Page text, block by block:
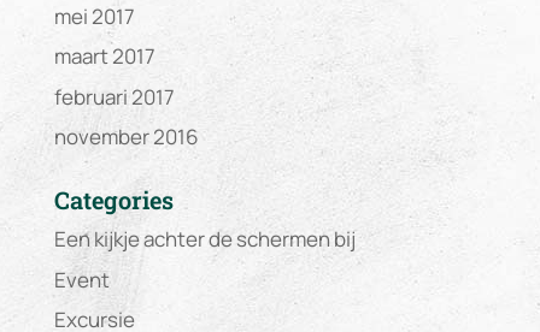
mei 2017
maart 2017
februari 2017
november 2016
Categories
Een kijkje achter de schermen bij
Event
Excursie